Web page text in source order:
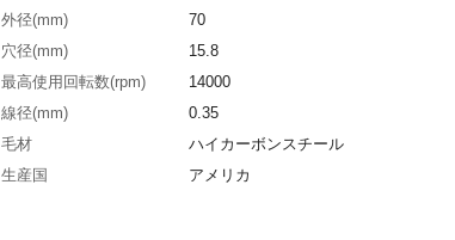
外径(mm)
70
穴径(mm)
15.8
最高使用回転数(rpm)
14000
線径(mm)
0.35
毛材
ハイカーボンスチール
生産国
アメリカ